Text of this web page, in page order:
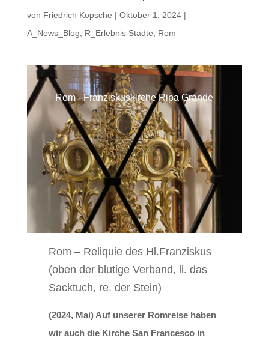
von Friedrich Kopsche | Oktober 1, 2024|
A_News_Blog, R_Erlebnis Städte, Rom
Rom - Franziskuskirche Ripa Grande
Rom – Reliquie des Hl.Franziskus
(oben der blutige Verband, li. das
Sacktuch, re. der Stein)
(2024, Mai) Auf unserer Romreise haben
wir auch die Kirche San Francesco in